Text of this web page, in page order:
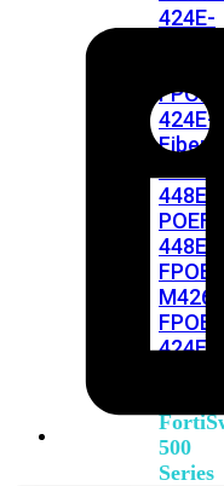
424E-
FPOE
424E-
Fiber
448E-
POE
448E-
FPOE
M426E-
FPOE
424F-
500
Series